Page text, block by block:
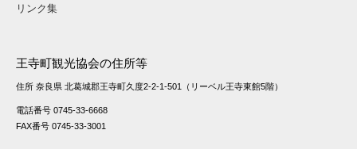
リンク集
王寺町観光協会の住所等
住所 奈良県 北葛城郡王寺町久度2-2-1-501（リーベル王寺東館5階）
電話番号 0745-33-6668
FAX番号 0745-33-3001